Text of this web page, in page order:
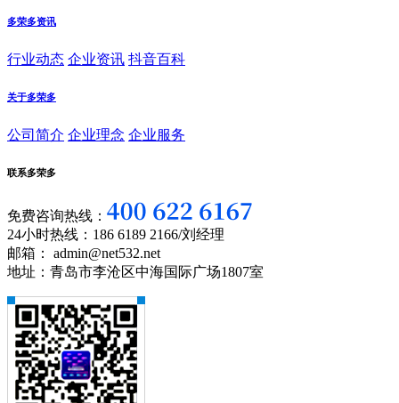
多荣多资讯
行业动态 企业资讯 抖音百科
关于多荣多
公司简介 企业理念 企业服务
联系多荣多
免费咨询热线：
24小时热线：186 6189 2166/刘经理
邮箱： admin@net532.net
地址：青岛市李沧区中海国际广场1807室